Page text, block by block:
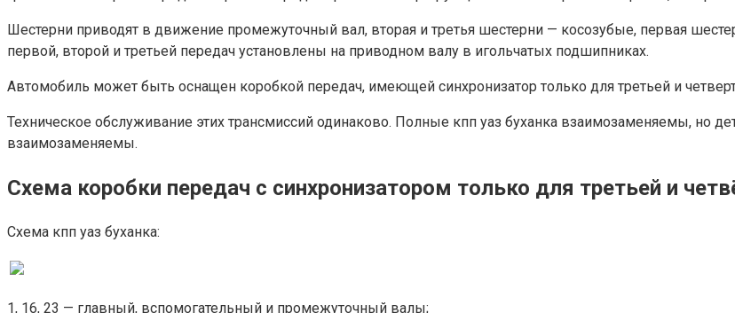
Шестерни приводят в движение промежуточный вал, вторая и третья шестерни — косозубые, первая
первой, второй и третьей передач установлены на приводном валу в игольчатых подшипниках.
Автомобиль может быть оснащен коробкой передач, имеющей синхронизатор только для третьей и
Техническое обслуживание этих трансмиссий одинаково. Полные кпп уаз буханка взаимозаменяемы, но
взаимозаменяемы.
Схема коробки передач с синхронизатором только для третьей и
Схема кпп уаз буханка:
1, 16, 23 — главный, вспомогательный и промежуточный валы;